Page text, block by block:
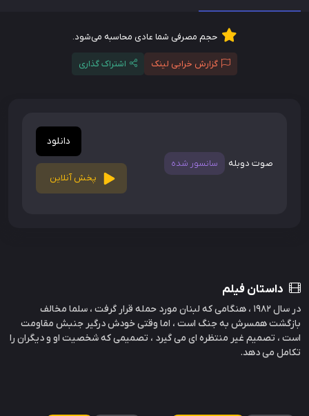
حجم مصرفی شما عادی محاسبه می‌شود.
گزارش خرابی لینک اشتراک گذاری
صوت دوبله سانسور شده
دانلود
پخش آنلاین
داستان فیلم
در سال 1982 ، هنگامی که لبنان مورد حمله قرار گرفت ، سلما مخالف
بازگشت همسرش به جنگ است ، اما وقتی خودش درگیر جنبش مقاومت
است ، تصمیم غیر منتظره ای می گیرد ، تصمیمی که شخصیت او و دیگران را
تکامل می دهد.